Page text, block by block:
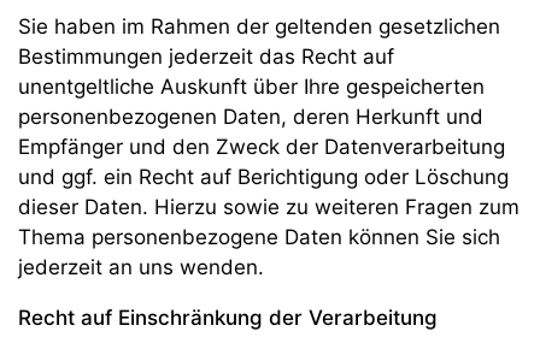
Sie haben im Rahmen der geltenden gesetzlichen
Bestimmungen jederzeit das Recht auf
unentgeltliche Auskunft über Ihre gespeicherten
personenbezogenen Daten, deren Herkunft und
Empfänger und den Zweck der Datenverarbeitung
und ggf. ein Recht auf Berichtigung oder Löschung
dieser Daten. Hierzu sowie zu weiteren Fragen zum
Thema personenbezogene Daten können Sie sich
jederzeit an uns wenden.
Recht auf Einschränkung der Verarbeitung